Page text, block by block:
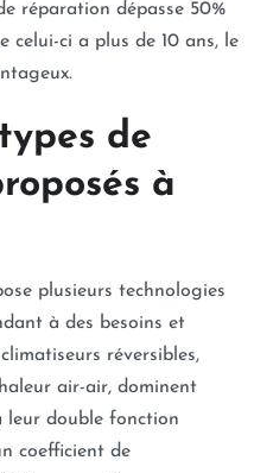
réparation dépasse 50%
celui-ci a plus de 10 ans, le
de
à
plusieurs technologies
à des besoins et
réversibles,
air-air, dominent
leur double fonction
coefficient de